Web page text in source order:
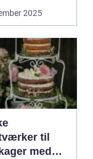
2025
til
med